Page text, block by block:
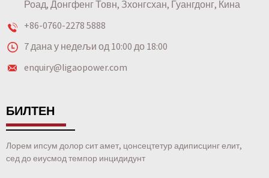
Роад, Донгфенг Товн, Зхонгсхан, Гуангдонг, Кина
+86-0760-2278 5888
7 дана у недељи од 10:00 до 18:00
enquiry@ligaopower.com
БИЛТЕН
Лорем ипсум долор сит амет, цонсецтетур адиписцинг елит,
сед до еиусмод темпор инцидидунт